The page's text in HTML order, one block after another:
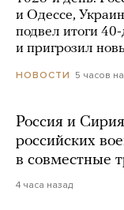
и Одессе,
подвел итоги
и пригрозил
НОВОСТИ 5 часов
Россия и
российских
в совместные
4 часа назад